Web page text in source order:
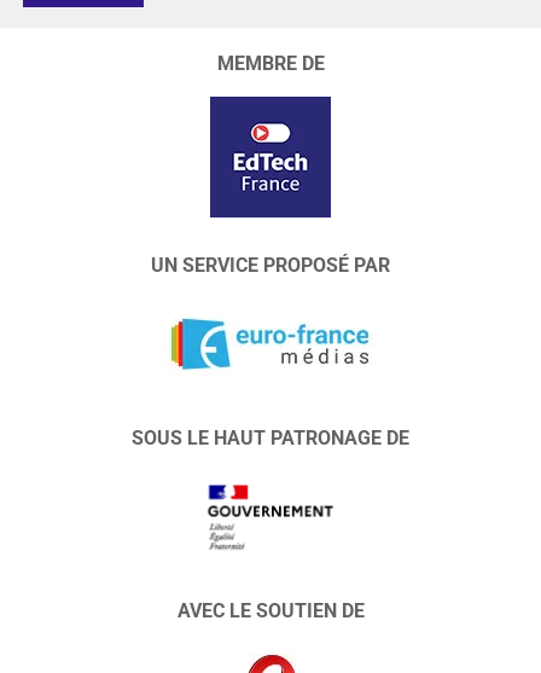
MEMBRE DE
UN SERVICE PROPOSÉ PAR
SOUS LE HAUT PATRONAGE DE
AVEC LE SOUTIEN DE